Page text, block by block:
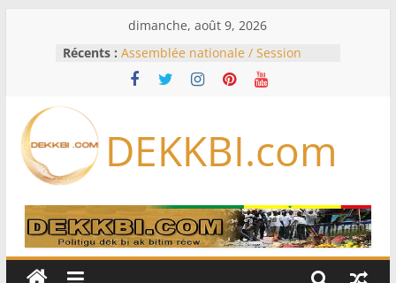
dimanche, août 9, 2026
Récents : Assemblée nationale / Session
extraordinaire: Six commissions
d’enquête à l’ordre du jour ce lundi
Bénin: Patrice Talon élu président
du Sénat, moins de trois mois
Pakistan et la Turquie signent un
accord de défense
RD Congo: Kinshasa interdit les
exportations de cuivre et de cobalt
DEKKBI.com